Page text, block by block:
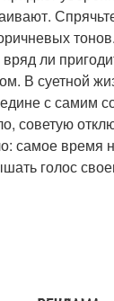
ли
В суетной
с самим
советую
самое время
голос